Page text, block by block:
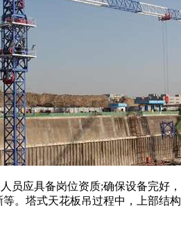
应具备岗位资质;确保设备完好
。塔式天花板吊过程中，上部结